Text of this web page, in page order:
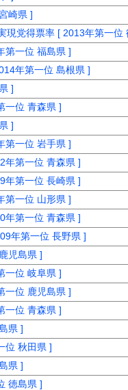
崎県 ]
現党得票率 [ 2013年第一位
第一位 福島県 ]
年第一位 島根県 ]
]
一位 青森県 ]
]
第一位 岩手県 ]
年第一位 青森県 ]
年第一位 長崎県 ]
第一位 山形県 ]
年第一位 青森県 ]
年第一位 長野県 ]
児島県 ]
一位 岐阜県 ]
一位 鹿児島県 ]
一位 青森県 ]
県 ]
位 秋田県 ]
県 ]
徳島県 ]